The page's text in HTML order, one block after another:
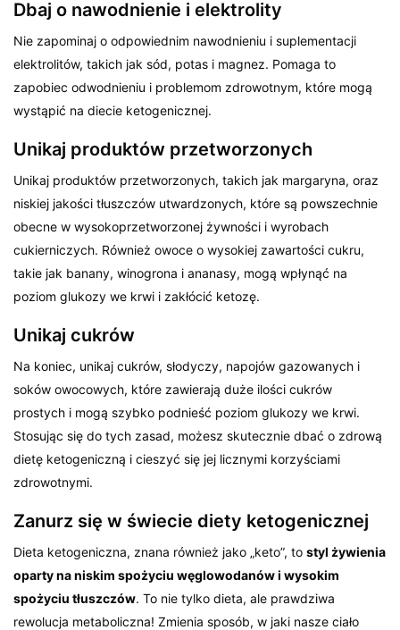
Dbaj o nawodnienie i elektrolity
Nie zapominaj o odpowiednim nawodnieniu i suplementacji
elektrolitów, takich jak sód, potas i magnez. Pomaga to
zapobiec odwodnieniu i problemom zdrowotnym, które mogą
wystąpić na diecie ketogenicznej.
Unikaj produktów przetworzonych
Unikaj produktów przetworzonych, takich jak margaryna, oraz
niskiej jakości tłuszczów utwardzonych, które są powszechnie
obecne w wysokoprzetworzonej żywności i wyrobach
cukierniczych. Również owoce o wysokiej zawartości cukru,
takie jak banany, winogrona i ananasy, mogą wpłynąć na
poziom glukozy we krwi i zakłócić ketozę.
Unikaj cukrów
Na koniec, unikaj cukrów, słodyczy, napojów gazowanych i
soków owocowych, które zawierają duże ilości cukrów
prostych i mogą szybko podnieść poziom glukozy we krwi.
Stosując się do tych zasad, możesz skutecznie dbać o zdrową
dietę ketogeniczną i cieszyć się jej licznymi korzyściami
zdrowotnymi.
Zanurz się w świecie diety ketogenicznej
Dieta ketogeniczna, znana również jako „keto”, tostyl żywienia
oparty na niskim spożyciu węglowodanów i wysokim
spożyciu tłuszczów. To nie tylko dieta, ale prawdziwa
rewolucja metaboliczna! Zmienia sposób, w jaki nasze ciało